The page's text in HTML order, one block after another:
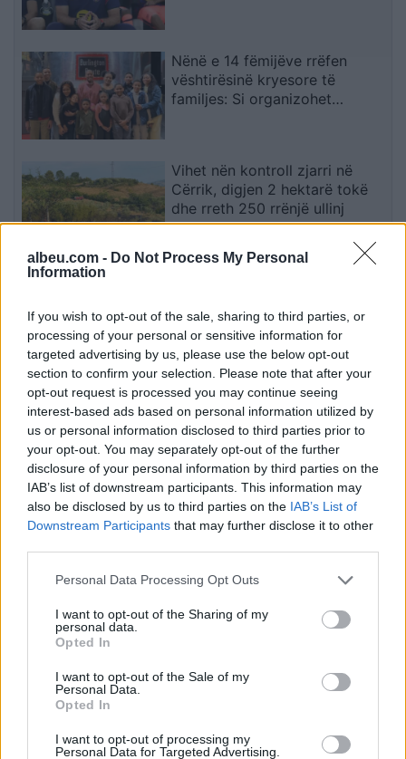
albeu.com - Do Not Process My Personal
Information
If you wish to opt-out of the sale, sharing to third parties, or
processing of your personal or sensitive information for
targeted advertising by us, please use the below opt-out
section to confirm your selection. Please note that after your
opt-out request is processed you may continue seeing
interest-based ads based on personal information utilized by
us or personal information disclosed to third parties prior to
your opt-out. You may separately opt-out of the further
disclosure of your personal information by third parties on the
IAB’s list of downstream participants. This information may
also be disclosed by us to third parties on the IAB’s List of
Downstream Participants that may further disclose it to other
Personal Data Processing Opt Outs
I want to opt-out of the Sharing of my
personal data.
Opted In
I want to opt-out of the Sale of my
Personal Data.
Opted In
I want to opt-out of processing my
Personal Data for Targeted Advertising.
Nënë e 14 fëmijëve rrëfen
vështirësinë kryesore të
familjes: Si organizohet
Vihet nën kontroll zjarri në
Cërrik, digjen 2 hektarë tokë
dhe rreth 250 rrënjë ullinj
qeverinë: “Nesër më shumë”,
kërkohet largimi i Ramës
Esim for Global
Esim for USA|Esim for Italy| Esim for Spain|Esim